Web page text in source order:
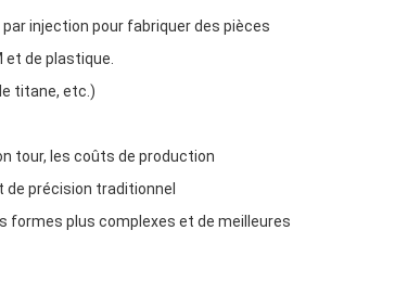
injection pour fabriquer des pièces
de plastique.
titane, etc.)
tour, les coûts de production
précision traditionnel
formes plus complexes et de meilleures